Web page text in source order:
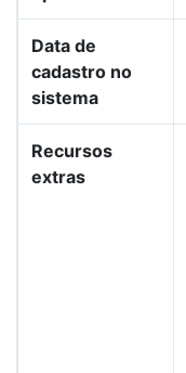
Data de
cadastro no
sistema
Recursos
extras